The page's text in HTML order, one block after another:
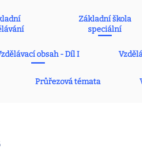
Základní škola
speciální
obsah - Díl I
Průřezová témata